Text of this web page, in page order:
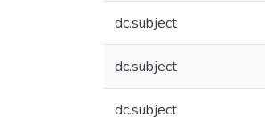
dc.subject
dc.subject
dc.subject